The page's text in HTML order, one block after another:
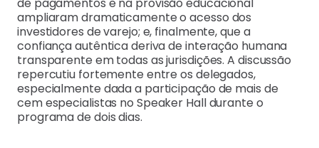
de pagamentos e na provisão educacional
ampliaram dramaticamente o acesso dos
investidores de varejo; e, finalmente, que a
confiança autêntica deriva de interação humana
transparente em todas as jurisdições. A discussão
repercutiu fortemente entre os delegados,
especialmente dada a participação de mais de
cem especialistas no Speaker Hall durante o
programa de dois dias.